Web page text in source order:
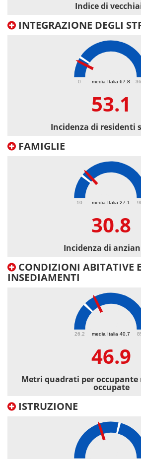
Indice di
INTEGRAZIONE DEGLI
media Italia 67.8
0
53.1
Incidenza di residenti
FAMIGLIE
media Italia 27.1
10
30.8
Incidenza di
CONDIZIONI ABITATIVE
INSEDIAMENTI
media Italia 40.7
26.2
46.9
Metri quadrati per
occupate
ISTRUZIONE